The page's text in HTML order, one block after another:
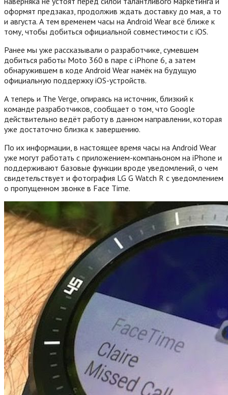
оформят предзаказ, продолжив ждать доставку до мая, а то
и августа. А тем временем часы на Android Wear всё ближе к
тому, чтобы добиться официальной совместимости с iOS.
Ранее мы уже рассказывали о разработчике, сумевшем
добиться работы Moto 360 в паре с iPhone 6, а затем
обнаружившем в коде Android Wear намёк на будущую
официальную поддержку iOS-устройств.
А теперь и The Verge, опираясь на источник, близкий к
команде разработчиков, сообщает о том, что Google
действительно ведёт работу в данном направлении, которая
уже достаточно близка к завершению.
По их информации, в настоящее время часы на Android Wear
уже могут работать с приложением-компаньоном на iPhone и
поддерживают базовые функции вроде уведомлений, о чем
свидетельствует и фотография LG G Watch R с уведомлением
о пропущенном звонке в Face Time.